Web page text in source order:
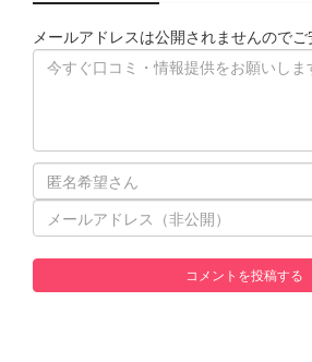
メールアドレスは公開されませんのでご